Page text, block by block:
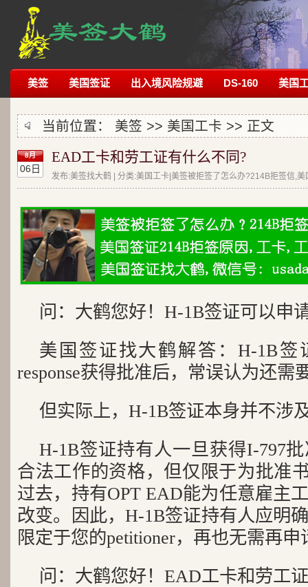
美签 美国签证 出入境风险规避 DS-160 美国
当前位置： 美签 >> 美国工卡 >> 正文
8月
06日
EAD工卡和劳工证有什么不同?
发布:美签找大鹤 | 分类:美国工卡|美签被拒签了怎么办?214B拒签信,
问：大鹤您好！H-1B签证可以申
美国签证找大鹤解答：H-1B签
response获得批准后，常误认为还需
但实际上，H-1B签证本身并不涉
H-1B签证持有人一旦获得I-797
合法工作的资格，但仅限于为批准
过去，持有OPT EAD能为任意雇主
改变。因此，H-1B签证持有人应明
限定于您的petitioner，再也无需再
问：大鹤您好！EAD工卡和劳工